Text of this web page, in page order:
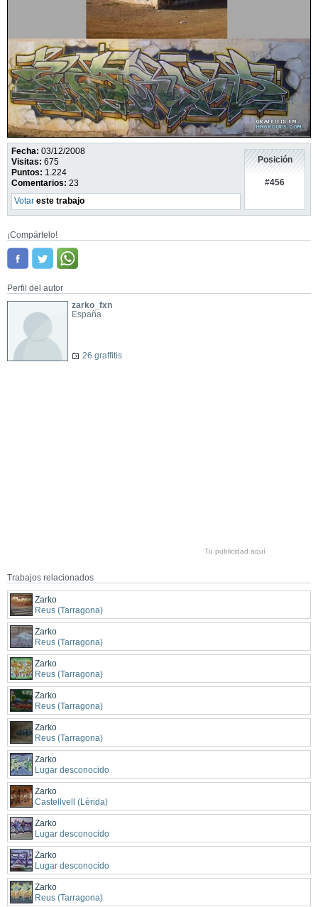
Fecha: 03/12/2008
Visitas: 675
Puntos: 1.224
Comentarios: 23
Votar este trabajo
Posición
#456
¡Compártelo!
Perfil del autor
zarko_fxn
España
26 graffitis
Tu publicidad aquí
Trabajos relacionados
Zarko
Reus (Tarragona)
Zarko
Reus (Tarragona)
Zarko
Reus (Tarragona)
Zarko
Reus (Tarragona)
Zarko
Reus (Tarragona)
Zarko
Lugar desconocido
Zarko
Castellvell (Lérida)
Zarko
Lugar desconocido
Zarko
Lugar desconocido
Zarko
Reus (Tarragona)